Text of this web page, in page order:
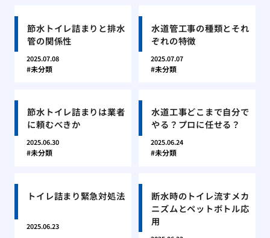
節水トイレ詰まりと排水
管の関係性
2025.07.08
未分類
水道管工事の種類とそれ
ぞれの特徴
2025.07.07
未分類
節水トイレ詰まりは業者
に頼むべきか
2025.06.30
未分類
水道工事どこまで自分で
やる？プロに任せる？
2025.06.24
未分類
トイレ詰まり緊急対処法
2025.06.23
断水時のトイレ流すメカ
ニズムとペットボトル応
用